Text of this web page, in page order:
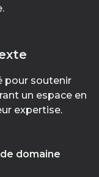
pour soutenir
un espace en
expertise.
domaine